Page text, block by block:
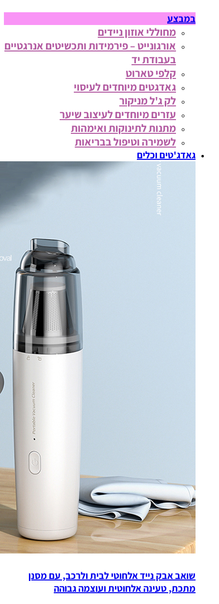
במבצע
מחוללי אוזון ניידים
אורגונייט – פירמידות ותכשיטים אנרגטיים
בעבודת יד
קלפי טארוט
גאדגטים מיוחדים לעיסוי
לק ג'ל מניקור
עזרים מיוחדים לעיצוב שיער
מתנות לתינוקות ואימהות
לשמירה וטיפול בבריאות
גאדג'טים וכלים
שואב אבק נייד אלחוטי לבית ולרכב, עם מסנן
מתכת, טעינה אלחוטית ועוצמה גבוהה